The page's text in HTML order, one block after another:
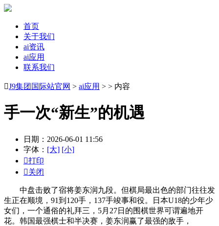
首页
关于我们
ai资讯
ai应用
联系我们
J9集团国际站官网 > ai应用 > > 内容
手一次“新生”的机遇
日期：2026-06-01 11:56
字体： [大] [小]
打印
关闭
中盘击败了宿将姜东润九段。但棋局最出色的部门往往发
生正在顺境，91到120手，137手竣事和役。日本U18的少年少
女们，一个通俗的礼拜三，5月27日的围棋世界可谓遍地开
花。韩国最强棋士和半决赛，姜东润赢了最强的敌手，